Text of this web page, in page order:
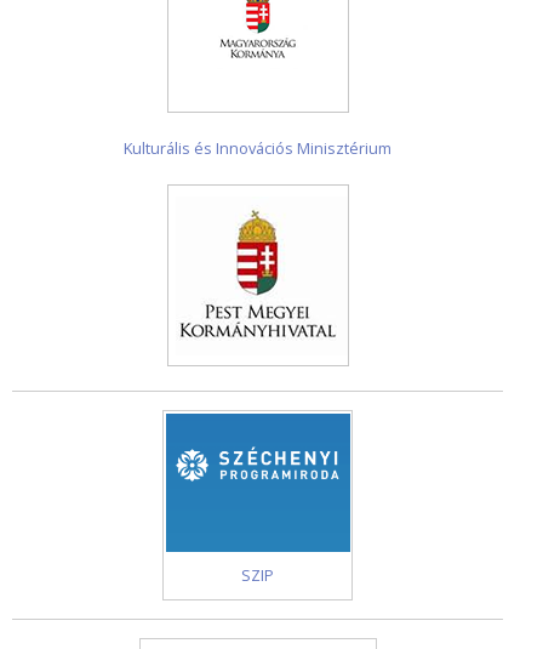
Kulturális és Innovációs Minisztérium
SZIP